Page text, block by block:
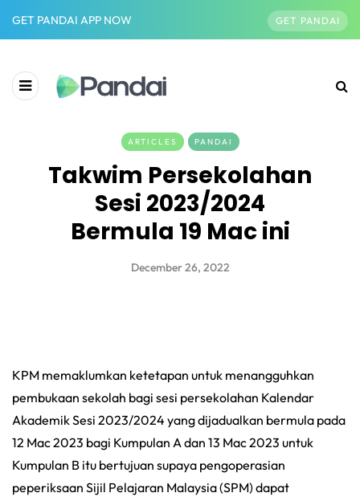
GET PANDAI APP NOW GET PANDAI
ARTICLES PANDAI
Takwim Persekolahan
Sesi 2023/2024
Bermula 19 Mac ini
December 26, 2022
KPM memaklumkan ketetapan untuk menangguhkan
pembukaan sekolah bagi sesi persekolahan Kalendar
Akademik Sesi 2023/2024 yang dijadualkan bermula pada
12 Mac 2023 bagi Kumpulan A dan 13 Mac 2023 untuk
Kumpulan B itu bertujuan supaya pengoperasian
peperiksaan Sijil Pelajaran Malaysia (SPM) dapat